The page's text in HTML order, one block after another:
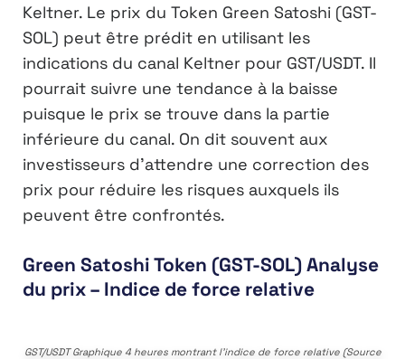
Keltner. Le prix du Token Green Satoshi (GST-
SOL) peut être prédit en utilisant les
indications du canal Keltner pour GST/USDT. Il
pourrait suivre une tendance à la baisse
puisque le prix se trouve dans la partie
inférieure du canal. On dit souvent aux
investisseurs d’attendre une correction des
prix pour réduire les risques auxquels ils
peuvent être confrontés.
Green Satoshi Token (GST-SOL) Analyse
du prix – Indice de force relative
GST/USDT Graphique 4 heures montrant l’indice de force relative (Source